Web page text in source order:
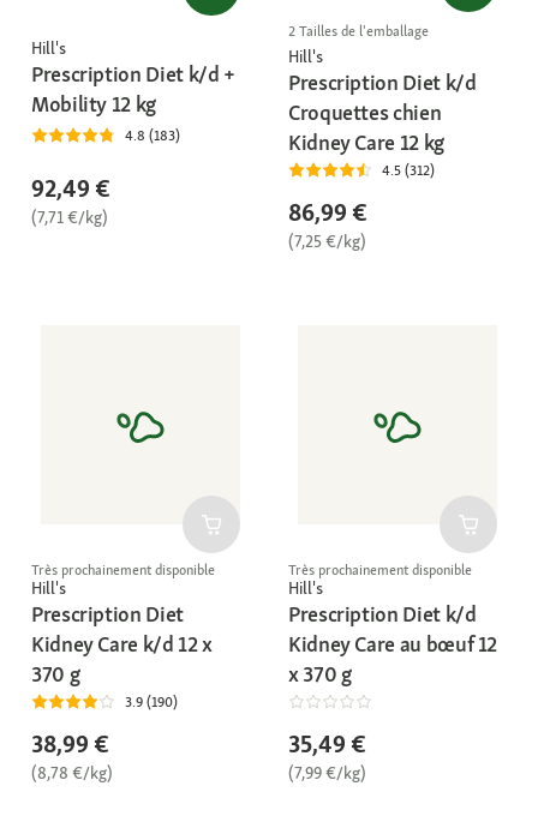
Hill's
Prescription Diet k/d +
Mobility 12 kg
4.8 (183)
92,49 €
(7,71 €/kg)
2 Tailles de l'emballage
Hill's
Prescription Diet k/d
Croquettes chien
Kidney Care 12 kg
4.5 (312)
86,99 €
(7,25 €/kg)
Très prochainement disponible
Hill's
Prescription Diet
Kidney Care k/d 12 x
370 g
3.9 (190)
38,99 €
(8,78 €/kg)
Très prochainement disponible
Hill's
Prescription Diet k/d
Kidney Care au bœuf 12
x 370 g
35,49 €
(7,99 €/kg)